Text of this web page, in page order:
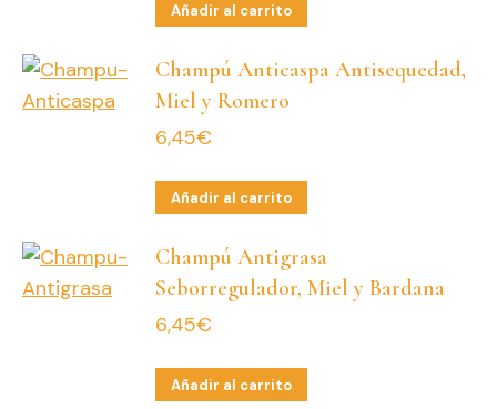
Añadir al carrito
Champú Anticaspa Antisequedad,
Miel y Romero
6,45€
Añadir al carrito
Champú Antigrasa
Seborregulador, Miel y Bardana
6,45€
Añadir al carrito